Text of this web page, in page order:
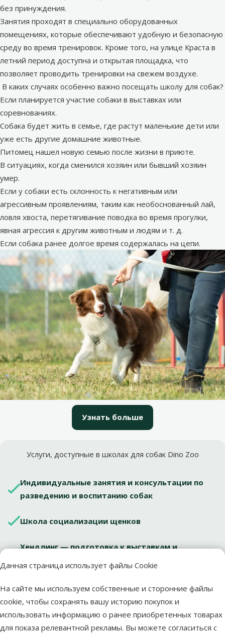
Данная страница использует файлы Cookie
На сайте мы используем собственные и сторонние файлы
cookie, чтобы сохранять вашу историю покупок и
использовать информацию о ранее приобретенных товарах
для показа релевантной рекламы. Вы можете согласиться с
без принуждения.
Занятия проходят в специально оборудованных
помещениях, которые обеспечивают удобную и безопасную
среду во время тренировок. Кроме того, на улице Краста в
летний период доступна и открытая площадка, что
позволяет проводить тренировки на свежем воздухе.
В каких случаях особенно важно посещать школу для собак?
Если планируется участие собаки в выставках или
соревнованиях.
Собака будет жить в семье, где растут маленькие дети или
уже есть другие домашние животные.
Питомец нашел новую семью после жизни в приюте.
В ситуациях, когда сменился хозяин или бывший хозяин
умер.
Если у собаки есть склонность к негативным или
агрессивным проявлениям, таким как необоснованный лай,
ловля хвоста, перетягивание поводка во время прогулки,
явная агрессия к другим животным и людям и т. д.
Если собака ранее долгое время содержалась на цепи.
Узнать больше
Услуги, доступные в школах для собак Dino Zoo
Индивидуальные занятия и консультации по
разведению и воспитанию собак
Школа социализации щенков
Хендлинг — подготовка к выставкам и
Индивидуальные и групповые занятия по
послушанию собак.
Фитнес для собак.